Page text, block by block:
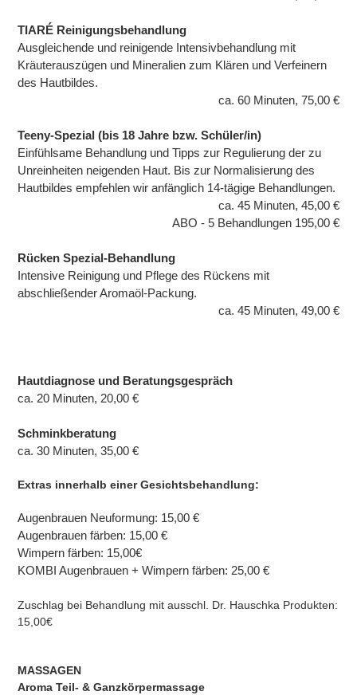
TIARÉ Reinigungsbehandlung
Ausgleichende und reinigende Intensivbehandlung mit
Kräuterauszügen und Mineralien zum Klären und Verfeinern
des Hautbildes.
ca. 60 Minuten, 75,00 €
Teeny-Spezial (bis 18 Jahre bzw. Schüler/in)
Einfühlsame Behandlung und Tipps zur Regulierung der zu
Unreinheiten neigenden Haut. Bis zur Normalisierung des
Hautbildes empfehlen wir anfänglich 14-tägige Behandlungen.
ca. 45 Minuten, 45,00 €
ABO - 5 Behandlungen 195,00 €
Rücken Spezial-Behandlung
Intensive Reinigung und Pflege des Rückens mit
abschließender Aromaöl-Packung.
ca. 45 Minuten, 49,00 €
Hautdiagnose und Beratungsgespräch
ca. 20 Minuten, 20,00 €
Schminkberatung
ca. 30 Minuten, 35,00 €
Extras innerhalb einer Gesichtsbehandlung:
Augenbrauen Neuformung: 15,00 €
Augenbrauen färben: 15,00 €
Wimpern färben: 15,00€
KOMBI Augenbrauen + Wimpern färben: 25,00 €
Zuschlag bei Behandlung mit ausschl. Dr. Hauschka Produkten:
15,00€
MASSAGEN
Aroma Teil- & Ganzkörpermassage